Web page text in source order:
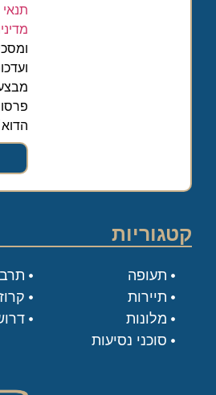
קטגוריות
תעופה
תיירות
מלונות
סוכני נסיעות